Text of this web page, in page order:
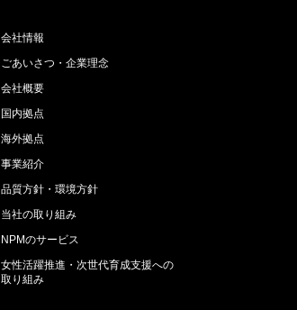
会社情報
ごあいさつ・企業理念
会社概要
国内拠点
海外拠点
事業紹介
品質方針・環境方針
当社の取り組み
NPMのサービス
女性活躍推進・次世代育成支援への
取り組み